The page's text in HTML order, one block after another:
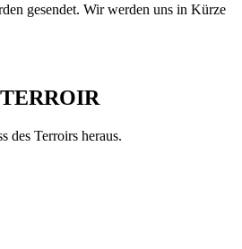
gesendet. Wir werden uns in Kürze
des Terroirs heraus.